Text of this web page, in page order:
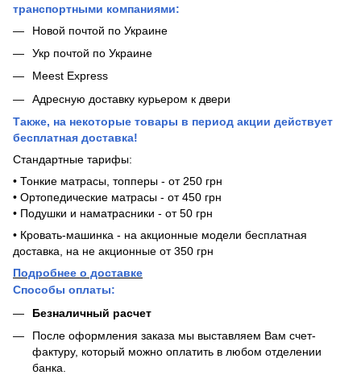
транспортными компаниями:
Новой почтой по Украине
Укр почтой по Украине
Meest Express
Адресную доставку курьером к двери
Также, на некоторые товары в период акции действует
бесплатная доставка!
Стандартные тарифы:
• Тонкие матрасы, топперы - от 250 грн
• Ортопедические матрасы - от 450 грн
• Подушки и наматрасники - от 50 грн
• Кровать-машинка - на акционные модели бесплатная
доставка, на не акционные от 350 грн
Подробнее о доставке
Способы оплаты:
Безналичный расчет
После оформления заказа мы выставляем Вам счет-
фактуру, который можно оплатить в любом отделении
банка.